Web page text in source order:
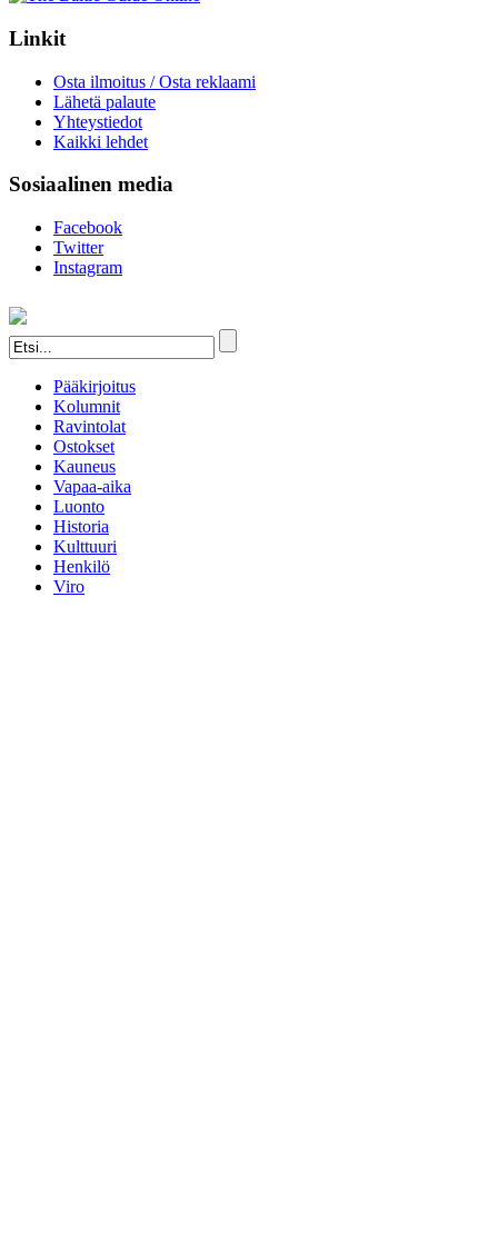
Linkit
Osta ilmoitus / Osta reklaami
Lähetä palaute
Yhteystiedot
Kaikki lehdet
Sosiaalinen media
Facebook
Twitter
Instagram
Pääkirjoitus
Kolumnit
Ravintolat
Ostokset
Kauneus
Vapaa-aika
Luonto
Historia
Kulttuuri
Henkilö
Viro